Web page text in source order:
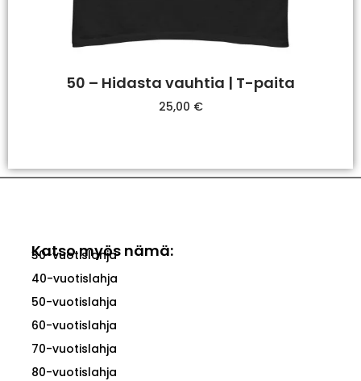
50 – Hidasta vauhtia | T-paita
25,00 €
Katso myös nämä:
30-vuotislahja
40-vuotislahja
50-vuotislahja
60-vuotislahja
70-vuotislahja
80-vuotislahja